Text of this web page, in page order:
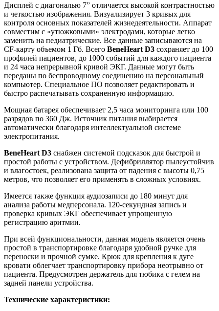
Дисплей с диагональю 7” отличается высокой контрастностью
и четкостью изображения. Визуализирует 3 кривых для
контроля основных показателей жизнедеятельности. Аппарат
совместим с «утюжковыми» электродами, которые легко
заменить на педиатрические. Все данные записываются на
CF-карту объемом 1 Гб. Всего BeneHeart D3 сохраняет до 100
профилей пациентов, до 1000 событий для каждого пациента
и 24 часа непрерывной кривой ЭКГ. Данные могут быть
переданы по беспроводному соединению на персональный
компьютер. Специальное ПО позволяет редактировать и
быстро распечатывать сохраненную информацию.
Мощная батарея обеспечивает 2,5 часа мониторинга или 100
разрядов по 360 Дж. Источник питания выбирается
автоматически благодаря интеллектуальной системе
электропитания.
BeneHeart D3 снабжен системой подсказок для быстрой и
простой работы с устройством. Дефибриллятор пылеустойчив
и влагостоек, реализована защита от падения с высоты 0,75
метров, что позволяет его применять в сложных условиях.
Имеется также функция аудиозаписи до 180 минут для
анализа работы медперсонала. 120-секундная запись и
проверка кривых ЭКГ обеспечивает упрощенную
регистрацию аритмии.
При всей функциональности, данная модель является очень
простой в транспортировке благодаря удобной ручке для
переноски и прочной сумке. Крюк для крепления к дуге
кровати облегчает транспортировку прибора неотрывно от
пациента. Предусмотрен держатель для тюбика с гелем на
задней панели устройства.
Технические характеристики: